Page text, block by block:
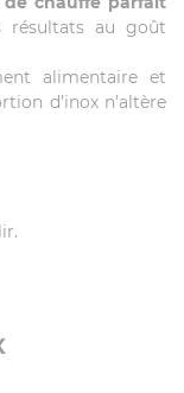
résultats au goût
alimentaire et
d’inox n’altère